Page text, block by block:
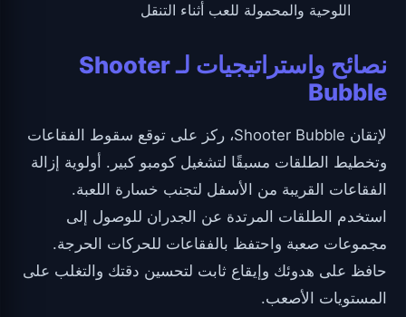
اللوحية والمحمولة للعب أثناء التنقل
نصائح واستراتيجيات لـ Shooter
Bubble
لإتقان Shooter Bubble، ركز على توقع سقوط الفقاعات
وتخطيط الطلقات مسبقًا لتشغيل كومبو كبير. أولوية إزالة
الفقاعات القريبة من الأسفل لتجنب خسارة اللعبة.
استخدم الطلقات المرتدة عن الجدران للوصول إلى
مجموعات صعبة واحتفظ بالفقاعات للحركات الحرجة.
حافظ على هدوئك وإيقاع ثابت لتحسين دقتك والتغلب على
المستويات الأصعب.